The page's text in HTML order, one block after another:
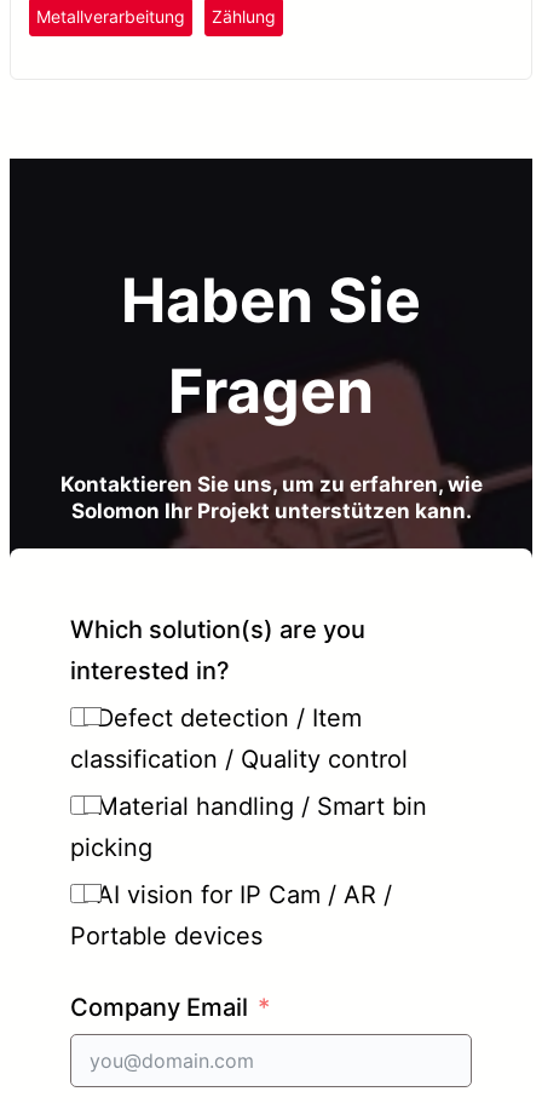
Metallverarbeitung Zählung
Haben Sie
Fragen
Kontaktieren Sie uns, um zu erfahren, wie
Solomon Ihr Projekt unterstützen kann.
Which solution(s) are you
interested in?
Defect detection / Item
classification / Quality control
Material handling / Smart bin
picking
AI vision for IP Cam / AR /
Portable devices
Company Email